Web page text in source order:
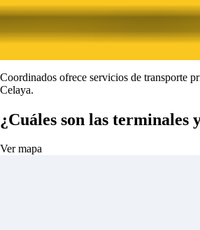
Coordinados ofrece servicios de transporte
Celaya.
¿Cuáles son las terminales
Ver mapa